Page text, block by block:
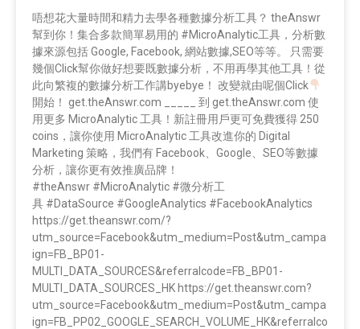
唔想花大量時間和精力去學各種數據分析工具？ theAnswr
幫到你！集合多款簡單易用的 #MicroAnalytic工具，分析數
據來源包括 Google, Facebook, 網站數據,SEO等等。 只需要
幾個Click幫你做好想要既數據分析，不用再學其他工具！從
此向繁複的數據分析工作講byebye！ 改變就由呢個Click
開始！ get.theAnswr.com _____ 到 get.theAnswr.com 使
用更多 MicroAnalytic 工具！新註冊用戶更可免費獲得 250
coins，讓你使用 MicroAnalytic 工具改進你的 Digital
Marketing 策略，我們有 Facebook、Google、SEO等數據
分析，讓你更有效推廣品牌！
#theAnswr #MicroAnalytic #微分析工
具 #DataSource #GoogleAnalytics #FacebookAnalytics
https://get.theanswr.com/?
utm_source=Facebook&utm_medium=Post&utm_campa
ign=FB_BP01-
MULTI_DATA_SOURCES&referralcode=FB_BP01-
MULTI_DATA_SOURCES_HK https://get.theanswr.com?
utm_source=Facebook&utm_medium=Post&utm_campa
ign=FB_PP02_GOOGLE_SEARCH_VOLUME_HK&referralco